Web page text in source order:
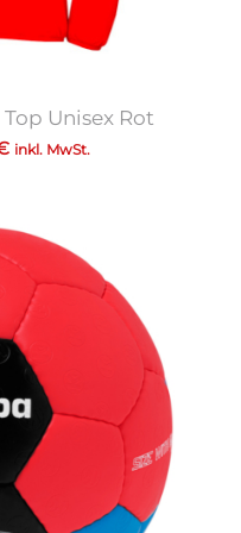
Unisex Rot
inkl. MwSt.